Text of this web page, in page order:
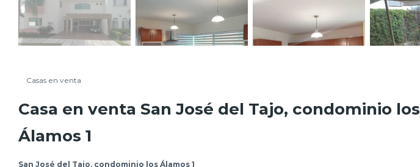
Casas en venta
Casa en venta San José del Tajo, condominio los
Álamos 1
San José del Tajo, condominio los Álamos 1